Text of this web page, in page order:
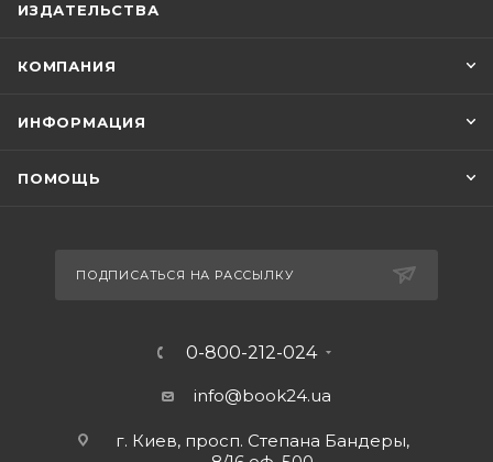
ИЗДАТЕЛЬСТВА
КОМПАНИЯ
ИНФОРМАЦИЯ
ПОМОЩЬ
ПОДПИСАТЬСЯ НА РАССЫЛКУ
0-800-212-024
info@book24.ua
г. Киев, просп. Степана Бандеры,